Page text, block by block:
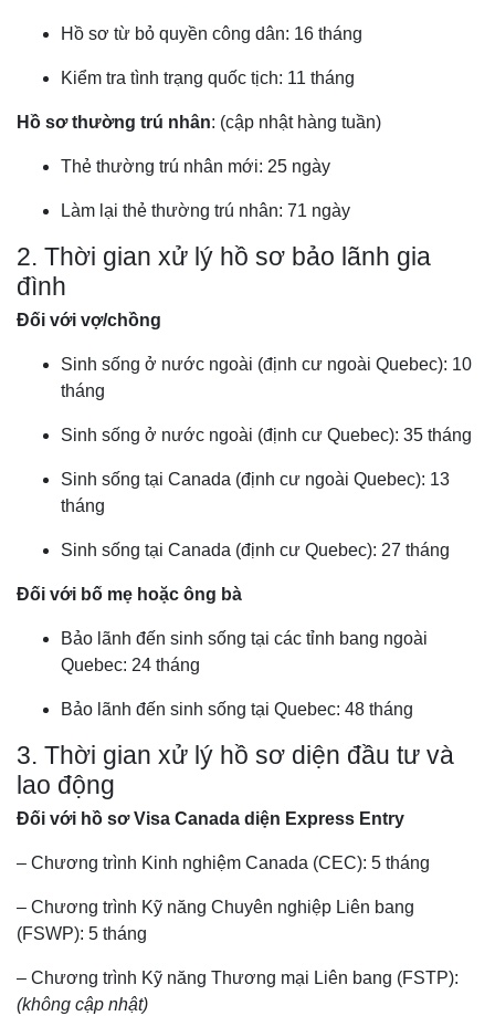
Hồ sơ từ bỏ quyền công dân: 16 tháng
Kiểm tra tình trạng quốc tịch: 11 tháng
Hồ sơ thường trú nhân: (cập nhật hàng tuần)
Thẻ thường trú nhân mới: 25 ngày
Làm lại thẻ thường trú nhân: 71 ngày
2. Thời gian xử lý hồ sơ bảo lãnh gia
đình
Đối với vợ/chồng
Sinh sống ở nước ngoài (định cư ngoài Quebec): 10
tháng
Sinh sống ở nước ngoài (định cư Quebec): 35 tháng
Sinh sống tại Canada (định cư ngoài Quebec): 13
tháng
Sinh sống tại Canada (định cư Quebec): 27 tháng
Đối với bố mẹ hoặc ông bà
Bảo lãnh đến sinh sống tại các tỉnh bang ngoài
Quebec: 24 tháng
Bảo lãnh đến sinh sống tại Quebec: 48 tháng
3. Thời gian xử lý hồ sơ diện đầu tư và
lao động
Đối với hồ sơ Visa Canada diện Express Entry
– Chương trình Kinh nghiệm Canada (CEC): 5 tháng
– Chương trình Kỹ năng Chuyên nghiệp Liên bang
(FSWP): 5 tháng
– Chương trình Kỹ năng Thương mại Liên bang (FSTP):
(không cập nhật)